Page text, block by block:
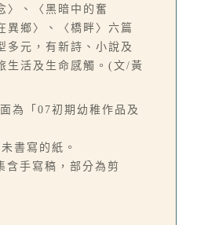
〉、〈黑暗中的奮
異鄉〉、〈橋畔〉六篇
多元，有新詩、小說及
生活及生命感觸。(文/黃
為「07初期幼稚作品及
書寫的紙。
含手寫稿，部分為剪